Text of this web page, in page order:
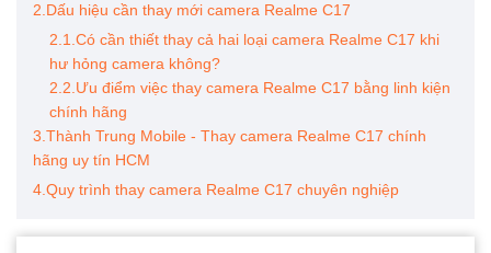
2.Dấu hiệu cần thay mới camera Realme C17
2.1.Có cần thiết thay cả hai loại camera Realme C17 khi
hư hỏng camera không?
2.2.Ưu điểm việc thay camera Realme C17 bằng linh kiện
chính hãng
3.Thành Trung Mobile - Thay camera Realme C17 chính
hãng uy tín HCM
4.Quy trình thay camera Realme C17 chuyên nghiệp